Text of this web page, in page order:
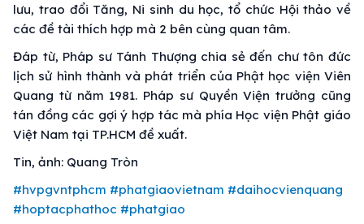
lưu, trao đổi Tăng, Ni sinh du học, tổ chức Hội thảo về
các đề tài thích hợp mà 2 bên cùng quan tâm.
Đáp từ, Pháp sư Tánh Thượng chia sẻ đến chư tôn đức
lịch sử hình thành và phát triển của Phật học viện Viên
Quang từ năm 1981. Pháp sư Quyền Viện trưởng cũng
tán đồng các gợi ý hợp tác mà phía Học viện Phật giáo
Việt Nam tại TP.HCM đề xuất.
Tin, ảnh: Quang Tròn
#hvpgvntphcm #phatgiaovietnam #daihocvienquang
#hoptacphathoc #phatgiao